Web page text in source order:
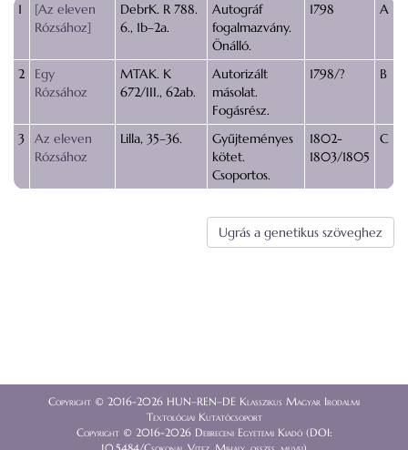
1
[Az eleven
Rózsához]
DebrK. R 788.
6., 1b–2a.
Autográf
fogalmazvány.
Önálló.
1798 A
2
Egy
Rózsához
MTAK. K
672/III., 62ab.
Autorizált
másolat.
Fogásrész.
1798/? B
3
Az eleven
Rózsához
Lilla, 35–36.
Gyűjteményes
kötet.
Csoportos.
1802-
1803/1805
C
Ugrás a genetikus szöveghez
Copyright © 2016-2026 HUN–REN–DE Klasszikus Magyar Irodalmi
Textológiai Kutatócsoport
Copyright © 2016-2026 Debreceni Egyetemi Kiadó (DOI: